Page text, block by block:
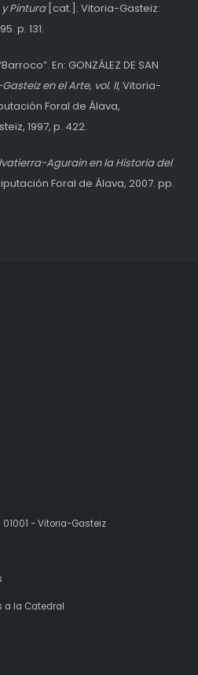
Pintura[cat.]. Vitoria-Gasteiz:
p. 131.
En: GONZÁLEZ DE SAN
en el Arte, vol. II, Vitoria-
Foral de Álava,
1997, p. 422.
Agurain en la Historia del
Foral de Álava, 2007. pp.
- Vitoria-Gasteiz
a la Catedral